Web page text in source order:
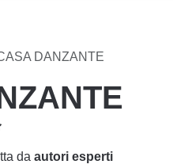
DANZANTE
daautori esperti